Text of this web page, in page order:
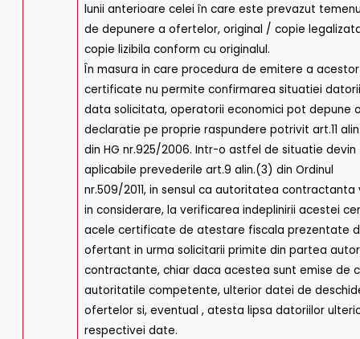
lunii anterioare celei în care este prevazut
de depunere a ofertelor, original / copie
copie lizibila conform cu originalul.
În masura in care procedura de emitere a acestor
certificate nu permite confirmarea situatiei
data solicitata, operatorii economici pot depune
declaratie pe proprie raspundere potrivit art.11
din HG nr.925/2006. Intr-o astfel de situatie devin
aplicabile prevederile art.9 alin.(3) din Ordinul
nr.509/2011, in sensul ca autoritatea contractanta
in considerare, la verificarea indeplinirii acestei
acele certificate de atestare fiscala prezentate
ofertant in urma solicitarii primite din partea
contractante, chiar daca acestea sunt emise de
autoritatile competente, ulterior datei de
ofertelor si, eventual , atesta lipsa datoriilor
respectivei date.